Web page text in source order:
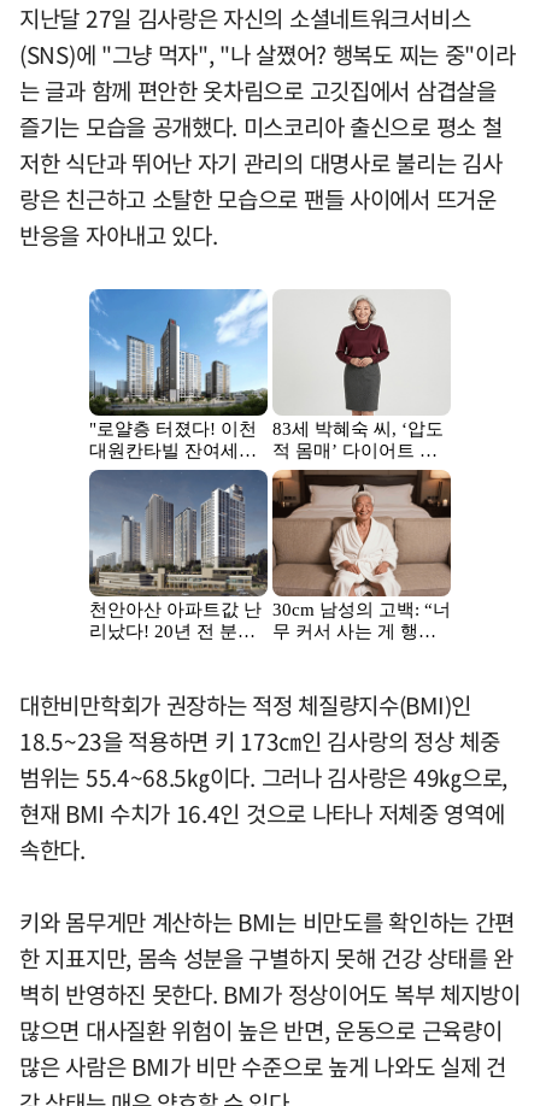
지난달 27일 김사랑은 자신의 소셜네트워크서비스
(SNS)에 "그냥 먹자", "나 살쪘어? 행복도 찌는 중"이라
는 글과 함께 편안한 옷차림으로 고깃집에서 삼겹살을
즐기는 모습을 공개했다. 미스코리아 출신으로 평소 철
저한 식단과 뛰어난 자기 관리의 대명사로 불리는 김사
랑은 친근하고 소탈한 모습으로 팬들 사이에서 뜨거운
반응을 자아내고 있다.
대한비만학회가 권장하는 적정 체질량지수(BMI)인
18.5~23을 적용하면 키 173㎝인 김사랑의 정상 체중
범위는 55.4~68.5㎏이다. 그러나 김사랑은 49㎏으로,
현재 BMI 수치가 16.4인 것으로 나타나 저체중 영역에
속한다.
키와 몸무게만 계산하는 BMI는 비만도를 확인하는 간편
한 지표지만, 몸속 성분을 구별하지 못해 건강 상태를 완
벽히 반영하진 못한다. BMI가 정상이어도 복부 체지방이
많으면 대사질환 위험이 높은 반면, 운동으로 근육량이
많은 사람은 BMI가 비만 수준으로 높게 나와도 실제 건